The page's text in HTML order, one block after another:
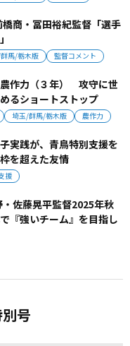
商・冨田裕紀監督「選手
馬/栃木版 監督コメント
農作力（３年） 攻守に世
るショートストップ
埼玉/群馬/栃木版 農作力
実践が、青鳥特別支援を
を超えた友情
援
佐藤晃平監督2025年秋
『強いチーム』を目指し
号